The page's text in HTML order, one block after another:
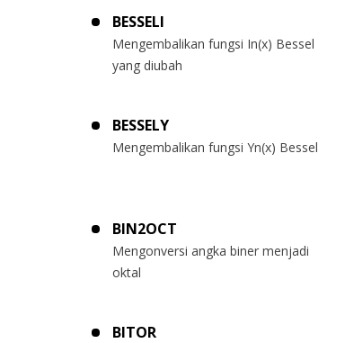
BESSELI
Mengembalikan fungsi In(x) Bessel
yang diubah
BESSELY
Mengembalikan fungsi Yn(x) Bessel
BIN2OCT
Mengonversi angka biner menjadi
oktal
BITOR